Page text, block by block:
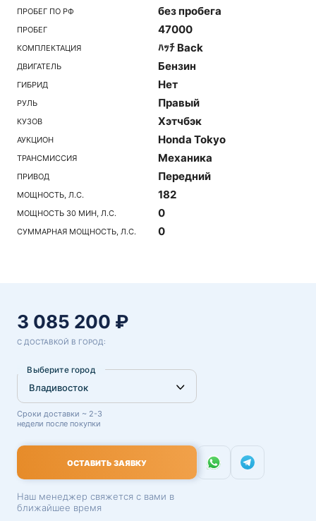
ПРОБЕГ ПО РФ без пробега
ПРОБЕГ 47000
КОМПЛЕКТАЦИЯ ﾊｯﾁ Back
ДВИГАТЕЛЬ Бензин
ГИБРИД Нет
РУЛЬ Правый
КУЗОВ Хэтчбэк
АУКЦИОН Honda Tokyo
ТРАНСМИССИЯ Механика
ПРИВОД Передний
МОЩНОСТЬ, Л.С. 182
МОЩНОСТЬ 30 МИН, Л.С. 0
СУММАРНАЯ МОЩНОСТЬ, Л.С. 0
3 085 200 ₽
С ДОСТАВКОЙ В ГОРОД:
Выберите город
Сроки доставки ~ 2-3
недели после покупки
ОСТАВИТЬ ЗАЯВКУ
Наш менеджер свяжется с вами в
ближайшее время